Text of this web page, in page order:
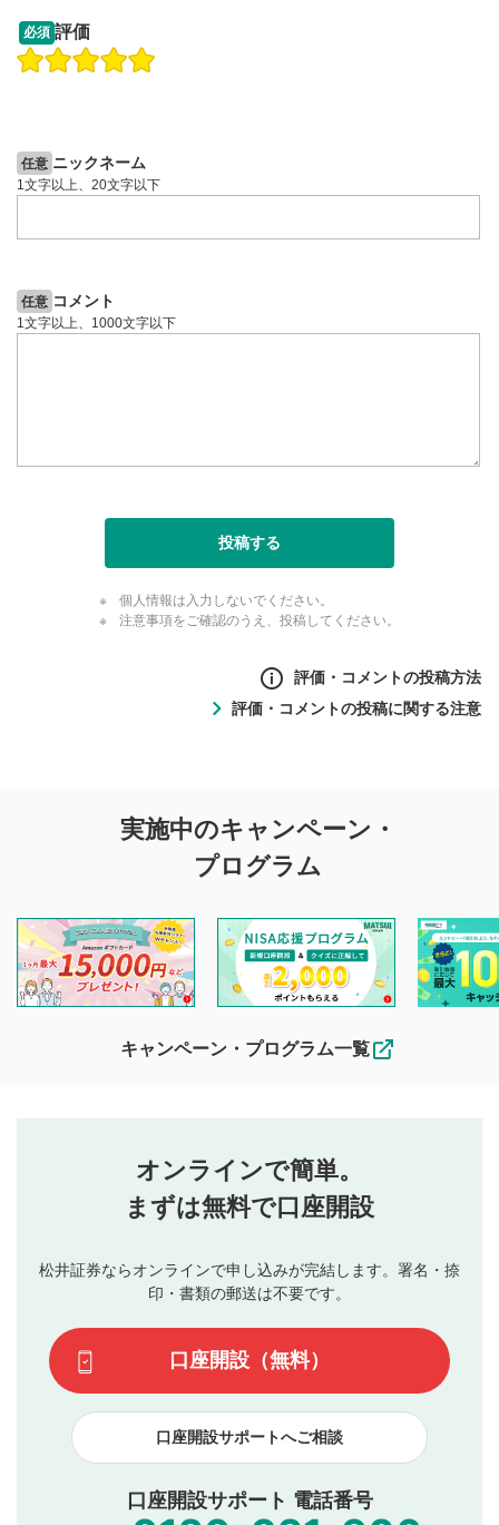
操作説明動画
必須 評価
任意 ニックネーム
1文字以上、20文字以下
任意 コメント
1文字以上、1000文字以下
投稿する
個人情報は入力しないでください。
注意事項をご確認のうえ、投稿してください。
評価・コメントの投稿方法
投稿するボタン
星で評価をすると投稿できます。（お名前とコメント
3
動画の評価
です）
評価・コメントの投稿に関する注意
投稿に関する注意
を目的として、各動画コンテンツに、評価およびコメントの
投稿ができます。利用者は以下の注意事項をご理解のうえ、
閲覧および投稿を行うものとしてください。
他の利用者が動画を視聴される際の参考になるコメントをお
待ちしております。
なお、投稿をもって、本注意事項に同意されたものとみなし
行ってください。
当社は、利用者同士、もしくは利用者と第三者間のトラ
ブルによって生じた損害に対して一切の責任を負いませ
評価およびコメントは当社にて審査のうえ、掲載となり
ます。掲載されるまでに日数がかかる場合や掲載されない
てはお答えできません。各動画コンテンツへの掲載をもっ
て結果のご連絡といたします。ご了承ください。
下記の項目に該当すると判断された投稿内容は、掲載を
見合わせる場合がございます。
本動画コンテンツとは無関係の内容の投稿
他者への誹謗中傷や差別的表現投稿
公序良俗に反する内容の投稿
氏名、住所、電話番号など個人を特定できる情報の
実施中のキャンペーン・
プログラム
キャンペーン・プログラム一覧
オンラインで簡単。
まずは無料で口座開設
松井証券ならオンラインで申し込みが完結します。署名・捺
印・書類の郵送は不要です。
口座開設（無料）
口座開設サポートへご相談
口座開設サポート 電話番号